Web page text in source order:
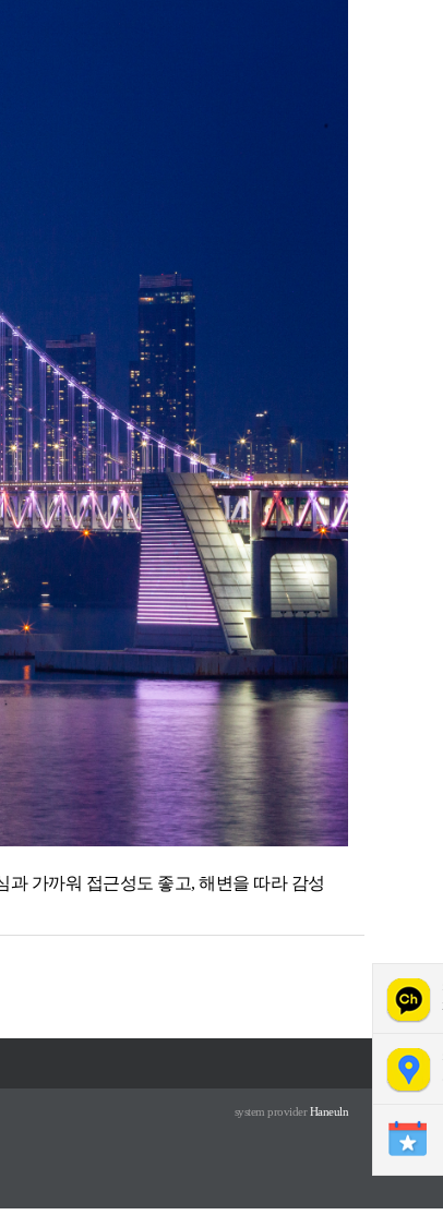
가까워 접근성도 좋고, 해변을 따라 감성
system providerHaneuln